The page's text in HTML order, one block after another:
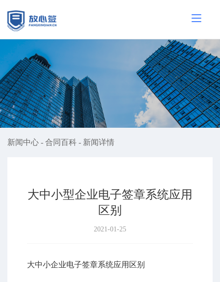
新闻中心 - 合同百科 - 新闻详情
​大中小型企业电子签章系统应用
区别
2021-01-25
大中小企业电子签章系统应用区别